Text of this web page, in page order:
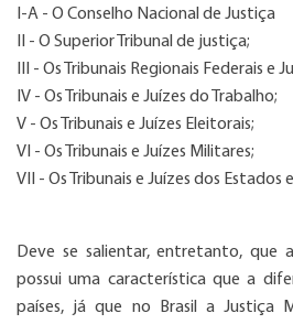
I-A - O Conselho Nacional de Justiça
II - O Superior Tribunal de justiça;
III - Os Tribunais Regionais Federais e
IV - Os Tribunais e Juízes do Trabalho;
V - Os Tribunais e Juízes Eleitorais;
VI - Os Tribunais e Juízes Militares;
VII - Os Tribunais e Juízes dos
Deve se salientar, entretanto, que
possui uma característica que a
países, já que no Brasil a Justiça